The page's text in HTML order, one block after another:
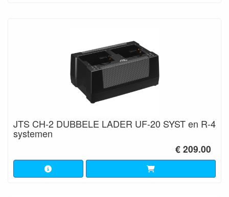
JTS CH-2 DUBBELE LADER UF-20 SYST en R-4
systemen
€ 209.00